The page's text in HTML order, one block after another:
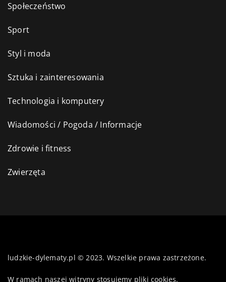
Społeczeństwo
Sport
Styl i moda
Sztuka i zainteresowania
Technologia i komputery
Wiadomości / Pogoda / Informacje
Zdrowie i fitness
Zwierzęta
ludzkie-dylematy.pl © 2023. Wszelkie prawa zastrzeżone.
W ramach naszej witryny stosujemy pliki cookies.